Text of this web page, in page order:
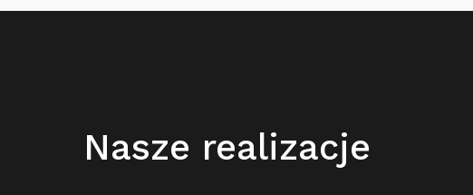
Nasze realizacje